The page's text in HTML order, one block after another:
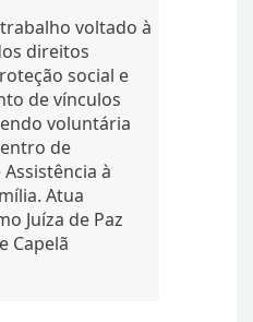
voltado à
direitos
social e
de vínculos
voluntária
de
à
Atua
Juíza de Paz
Capelã